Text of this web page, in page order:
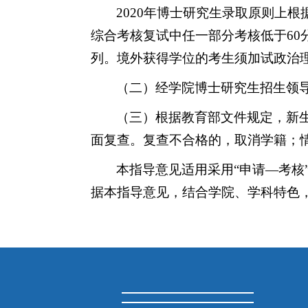
2020年博士研究生录取原则上根
综合考核复试中任一部分考核低于60
列 。 境外获得学位的考生须加试政治
（二）经学院博士研究生招生领
（三）根据教育部文件规定，
面复查。复查不合格的，取消学籍；
本指导意见适用采用“申请—考核
据本指导意见，结合学院、学科特色